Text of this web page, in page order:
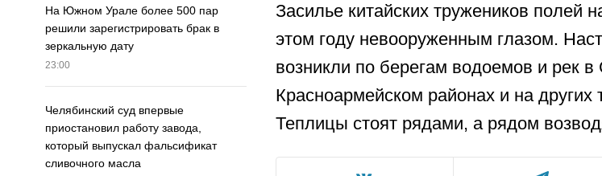
На Южном Урале более 500 пар
решили зарегистрировать брак в
зеркальную дату
23:00
Челябинский суд впервые
приостановил работу завода,
который выпускал фальсификат
сливочного масла
Засилье китайских тружеников
этом году невооруженным глазом.
возникли по берегам водоемов и рек в
Красноармейском районах и на других
Теплицы стоят рядами, а рядом